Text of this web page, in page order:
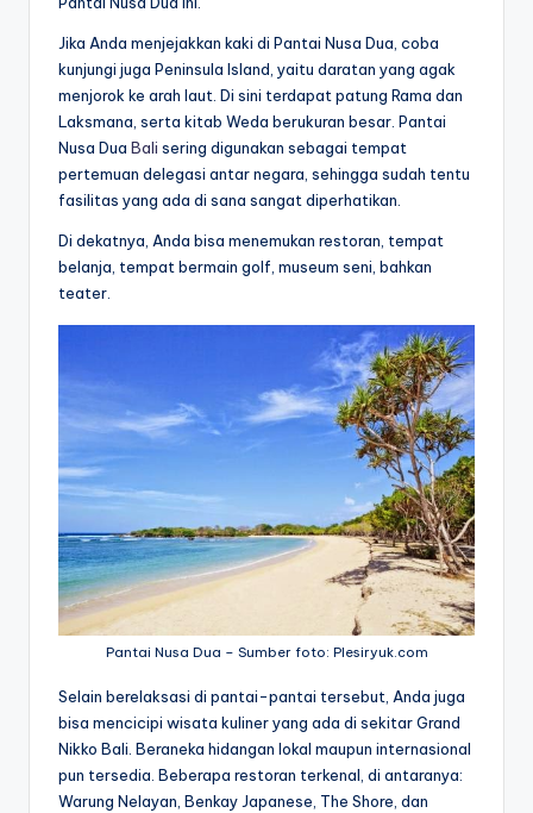
Jika Anda menjejakkan kaki di Pantai Nusa Dua, coba
kunjungi juga Peninsula Island, yaitu daratan yang agak
menjorok ke arah laut. Di sini terdapat patung Rama dan
Laksmana, serta kitab Weda berukuran besar. Pantai
Nusa Dua Bali sering digunakan sebagai tempat
pertemuan delegasi antar negara, sehingga sudah tentu
fasilitas yang ada di sana sangat diperhatikan.
Di dekatnya, Anda bisa menemukan restoran, tempat
belanja, tempat bermain golf, museum seni, bahkan
teater.
Pantai Nusa Dua – Sumber foto: Plesiryuk.com
Selain berelaksasi di pantai-pantai tersebut, Anda juga
bisa mencicipi wisata kuliner yang ada di sekitar Grand
Nikko Bali. Beraneka hidangan lokal maupun internasional
pun tersedia. Beberapa restoran terkenal, di antaranya:
Warung Nelayan, Benkay Japanese, The Shore, dan